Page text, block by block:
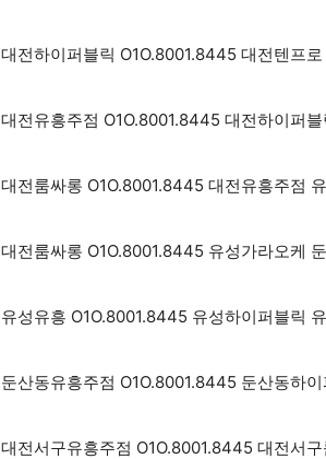
대전하이퍼블릭 O1O.8001.8445 대전텐프
대전유흥주점 O1O.8001.8445 대전하이퍼
대전룸싸롱 O1O.8001.8445 대전유흥주점
대전룸싸롱 O1O.8001.8445 유성가라오케
유성유흥 O1O.8001.8445 유성하이퍼블릭
둔산동유흥주점 O1O.8001.8445 둔산동하
대전서구유흥주점 O1O.8001.8445 대전서